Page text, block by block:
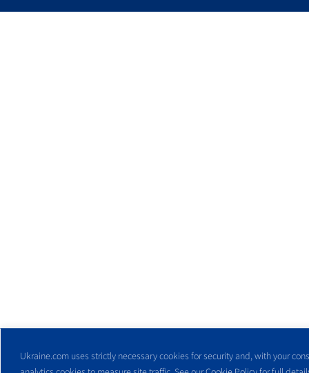
Ukraine.com uses strictly necessary cookies for security and, with your